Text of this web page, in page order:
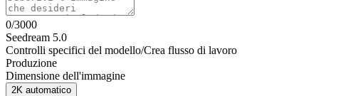
0/3000
Seedream 5.0
Controlli specifici del modello/Crea flusso di lavoro
Produzione
Dimensione dell'immagine
2K automatico